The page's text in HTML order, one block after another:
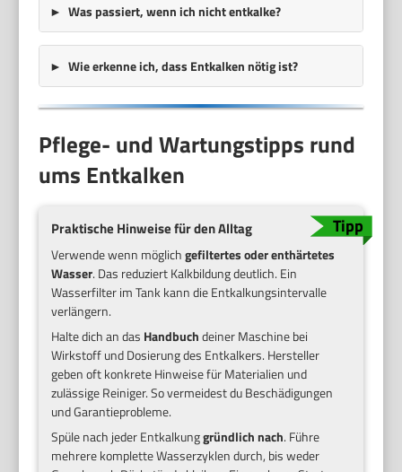
Was passiert, wenn ich nicht entkalke?
Wie erkenne ich, dass Entkalken nötig ist?
Pflege- und Wartungstipps rund
ums Entkalken
Praktische Hinweise für den Alltag
Verwende wenn möglichgefiltertes oder enthärtetes
Wasser. Das reduziert Kalkbildung deutlich. Ein
Wasserfilter im Tank kann die Entkalkungsintervalle
verlängern.
Halte dich an das Handbuchdeiner Maschine bei
Wirkstoff und Dosierung des Entkalkers. Hersteller
geben oft konkrete Hinweise für Materialien und
zulässige Reiniger. So vermeidest du Beschädigungen
und Garantieprobleme.
Spüle nach jeder Entkalkunggründlich nach. Führe
mehrere komplette Wasserzyklen durch, bis weder